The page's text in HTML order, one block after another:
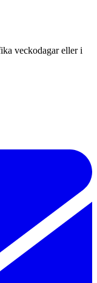
veckodagar eller i